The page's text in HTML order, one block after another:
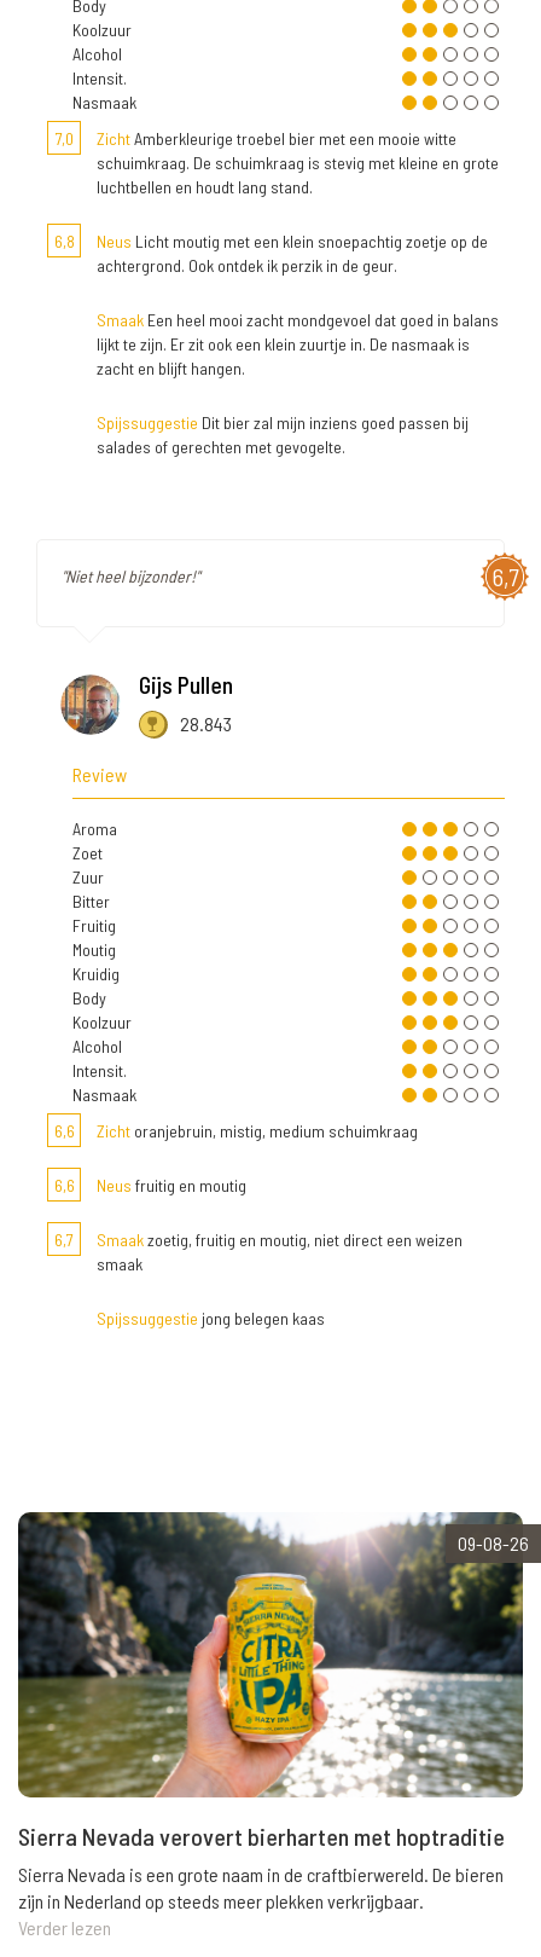
Body
Koolzuur
Alcohol
Intensit.
Nasmaak
7,0
ZichtAmberkleurige troebel bier met een mooie witte
schuimkraag. De schuimkraag is stevig met kleine en grote
luchtbellen en houdt lang stand.
6,8 Neus Licht moutig met een klein snoepachtig zoetje op de
achtergrond. Ook ontdek ik perzik in de geur.
Smaak Een heel mooi zacht mondgevoel dat goed in balans
lijkt te zijn. Er zit ook een klein zuurtje in. De nasmaak is
zacht en blijft hangen.
Spijssuggestie Dit bier zal mijn inziens goed passen bij
salades of gerechten met gevogelte.
6,7
"Niet heel bijzonder!"
Gijs Pullen
28.843
Review
Aroma
Zoet
Zuur
Bitter
Fruitig
Moutig
Kruidig
Body
Koolzuur
Alcohol
Intensit.
Nasmaak
6,6
Zicht oranjebruin, mistig, medium schuimkraag
6,6 Neus fruitig en moutig
6,7 Smaakzoetig, fruitig en moutig, niet direct een weizen
smaak
Spijssuggestie jong belegen kaas
09-08-26
Sierra Nevada verovert bierharten met hoptraditie
Sierra Nevada is een grote naam in de craftbierwereld. De bieren
zijn in Nederland op steeds meer plekken verkrijgbaar.
Verder lezen